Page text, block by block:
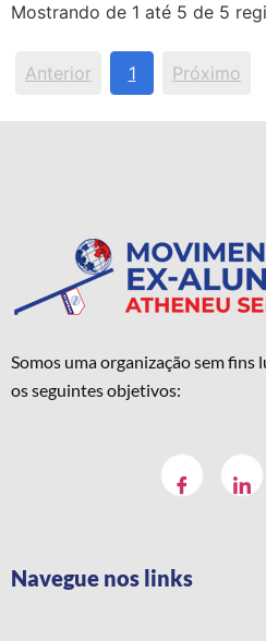
Mostrando de 1 até 5 de 5
Anterior 1 Próximo
Somos uma organização sem fins
os seguintes objetivos:
Navegue nos links